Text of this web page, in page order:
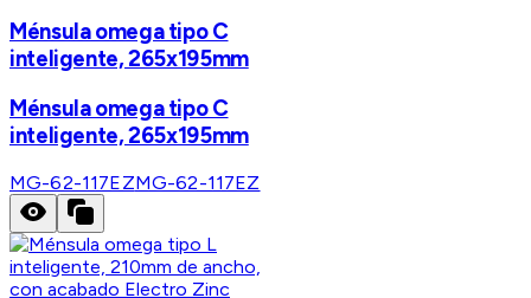
Ménsula omega tipo C
inteligente, 265x195mm
Ménsula omega tipo C
inteligente, 265x195mm
MG-62-117EZMG-62-117EZ